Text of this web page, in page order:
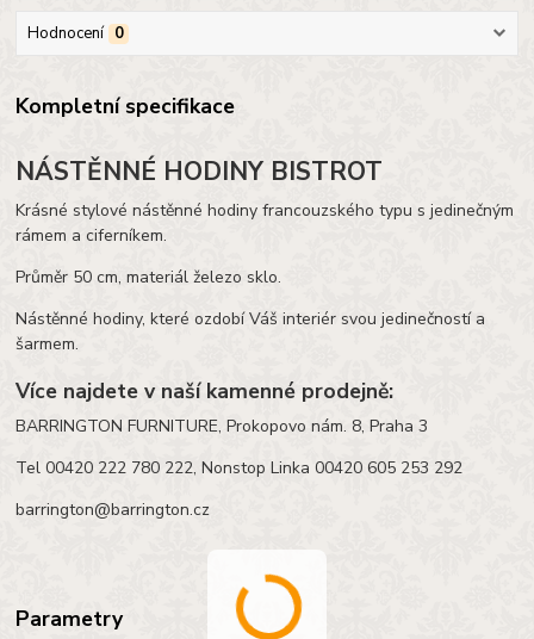
Hodnocení 0
Kompletní specifikace
NÁSTĚNNÉ HODINY BISTROT
Krásné stylové nástěnné hodiny francouzského typu s jedinečným
rámem a ciferníkem.
Průměr 50 cm, materiál železo sklo.
Nástěnné hodiny, které ozdobí Váš interiér svou jedinečností a
šarmem.
Více najdete v naší kamenné prodejně:
BARRINGTON FURNITURE, Prokopovo nám. 8, Praha 3
Tel 00420 222 780 222, Nonstop Linka 00420 605 253 292
barrington@barrington.cz
Parametry